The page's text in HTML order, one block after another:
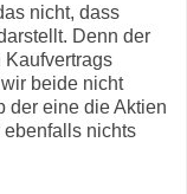
nicht, dass
Denn der
Kaufvertrags
beide nicht
der eine die Aktien
ebenfalls nichts